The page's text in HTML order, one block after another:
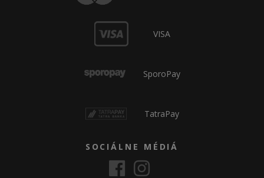
VISA
SporoPay
TatraPay
SOCIÁLNE MÉDIÁ